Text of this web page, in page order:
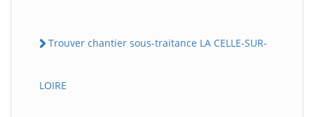
Trouver chantier sous-traitance LA CELLE-SUR-
LOIRE